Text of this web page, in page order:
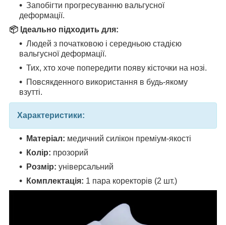
Запобігти прогресуванню вальгусної
деформації.
📦 Ідеально підходить для:
Людей з початковою і середньою стадією
вальгусної деформації.
Тих, хто хоче попередити появу кісточки на нозі.
Повсякденного використання в будь-якому
взутті.
Характеристики:
Матеріал: медичний силікон преміум-якості
Колір: прозорий
Розмір: універсальний
Комплектація: 1 пара коректорів (2 шт.)